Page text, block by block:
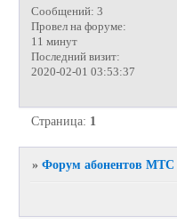
Сообщений: 3
Провел на форуме:
11 минут
Последний визит:
2020-02-01 03:53:37
Страница: 1
»Форум абонентов МТС